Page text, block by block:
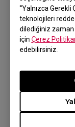
"Yalnızca
teknolojileri
dilediğiniz
için Çerez
edebilirsiniz.